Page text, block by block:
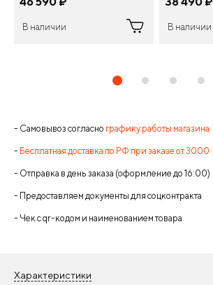
В наличии В наличии
- Самовывоз согласно графику работы магазина
- Бесплатная доставка по РФ при заказе от 3000
- Отправка в день заказа (оформление до 16:00)
- Предоставляем документы для соцконтракта
- Чек с qr-кодом и наименованием товара
Характеристики